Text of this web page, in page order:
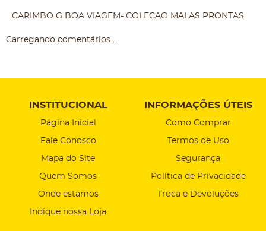
CARIMBO G BOA VIAGEM- COLECAO MALAS PRONTAS
Carregando comentários ...
INSTITUCIONAL
Página Inicial
Fale Conosco
Mapa do Site
Quem Somos
Onde estamos
Indique nossa Loja
INFORMAÇÕES ÚTEIS
Como Comprar
Termos de Uso
Segurança
Política de Privacidade
Troca e Devoluções